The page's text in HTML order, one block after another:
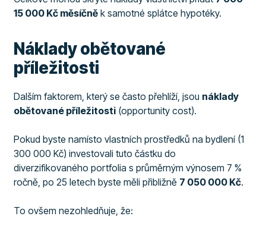
15 000 Kč měsíčně k samotné splátce hypotéky.
Náklady obětované
příležitosti
Dalším faktorem, který se často přehlíží, jsou náklady
obětované příležitosti (opportunity cost).
Pokud byste namísto vlastních prostředků na bydlení (1
300 000 Kč) investovali tuto částku do
diverzifikovaného portfolia s průměrným výnosem 7 %
ročně, po 25 letech byste měli přibližně 7 050 000 Kč.
To ovšem nezohledňuje, že: